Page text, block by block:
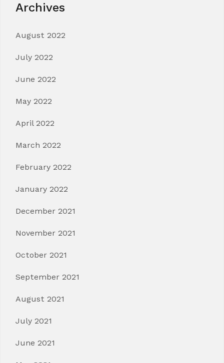
Archives
August 2022
July 2022
June 2022
May 2022
April 2022
March 2022
February 2022
January 2022
December 2021
November 2021
October 2021
September 2021
August 2021
July 2021
June 2021